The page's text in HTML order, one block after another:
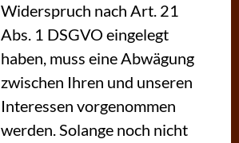
Widerspruch nach Art. 21
Abs. 1 DSGVO eingelegt
haben, muss eine Abwägung
zwischen Ihren und unseren
Interessen vorgenommen
werden. Solange noch nicht